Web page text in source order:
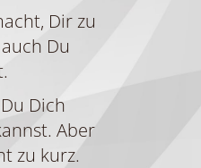
Dir zu
Du
Dich
Aber
zu kurz.